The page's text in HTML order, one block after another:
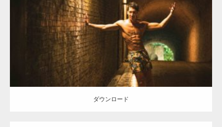
Category: 森のマッチョ
ダウンロード
ダウンロード